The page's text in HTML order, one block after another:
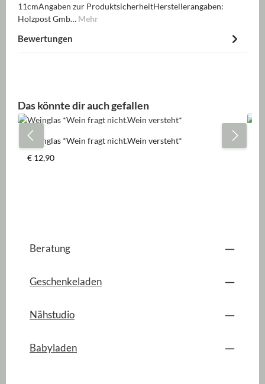
11cmAngaben zur ProduktsicherheitHerstellerangaben:
Holzpost Gmb… Mehr
Bewertungen
Produktgalerie überspringen
Das könnte dir auch gefallen
Weinglas *Wein fragt nicht.Wein versteht*
Regulärer Preis:
€ 12,90
Beratung
Geschenkeladen
Nähstudio
Babyladen